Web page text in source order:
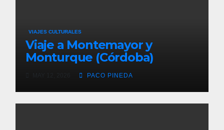
VIAJES CULTURALES
Viaje a Montemayor y
Monturque (Córdoba)
PACO PINEDA